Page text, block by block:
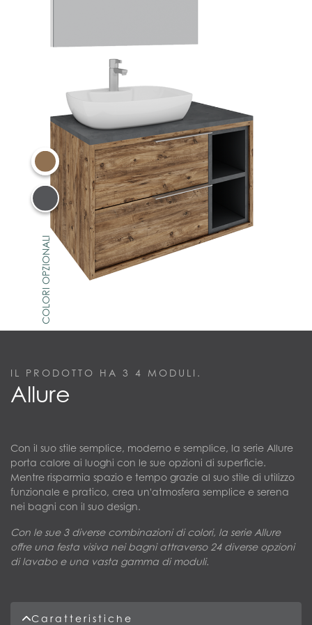
IL PRODOTTO HA 3 4 MODULI.
Allure
Con il suo stile semplice, moderno e semplice, la serie Allure
porta calore ai luoghi con le sue opzioni di superficie.
Mentre risparmia spazio e tempo grazie al suo stile di utilizzo
funzionale e pratico, crea un'atmosfera semplice e serena
nei bagni con il suo design.
Con le sue 3 diverse combinazioni di colori, la serie Allure
offre una festa visiva nei bagni attraverso 24 diverse opzioni
di lavabo e una vasta gamma di moduli.
Caratteristiche
COLORI OPZIONALI